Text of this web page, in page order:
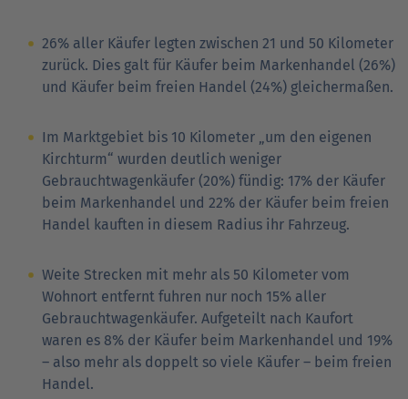
26% aller Käufer legten zwischen 21 und 50 Kilometer
zurück. Dies galt für Käufer beim Markenhandel (26%)
und Käufer beim freien Handel (24%) gleichermaßen.
Im Marktgebiet bis 10 Kilometer „um den eigenen
Kirchturm“ wurden deutlich weniger
Gebrauchtwagenkäufer (20%) fündig: 17% der Käufer
beim Markenhandel und 22% der Käufer beim freien
Handel kauften in diesem Radius ihr Fahrzeug.
Weite Strecken mit mehr als 50 Kilometer vom
Wohnort entfernt fuhren nur noch 15% aller
Gebrauchtwagenkäufer. Aufgeteilt nach Kaufort
waren es 8% der Käufer beim Markenhandel und 19%
– also mehr als doppelt so viele Käufer – beim freien
Handel.